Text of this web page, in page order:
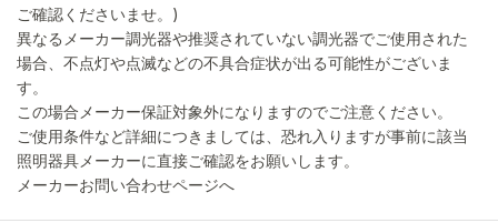
ご確認くださいませ。)
異なるメーカー調光器や推奨されていない調光器でご使用された
場合、不点灯や点滅などの不具合症状が出る可能性がございま
す。
この場合メーカー保証対象外になりますのでご注意ください。
ご使用条件など詳細につきましては、恐れ入りますが事前に該当
照明器具メーカーに直接ご確認をお願いします。
メーカーお問い合わせページへ